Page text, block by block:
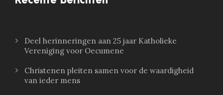
Deel herinneringen aan 25 jaar Katholieke
Vereniging voor Oecumene
Christenen pleiten samen voor de waardigheid
van ieder mens